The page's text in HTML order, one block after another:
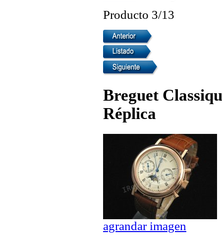
Producto 3/13
Breguet
Réplica
agrandar imagen